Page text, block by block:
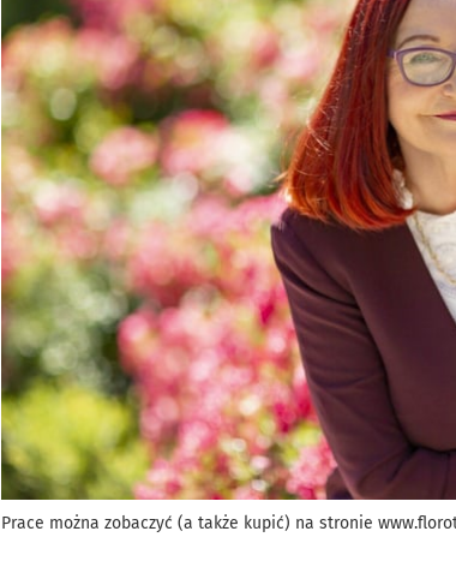
Prace można zobaczyć (a także kupić) na stronie